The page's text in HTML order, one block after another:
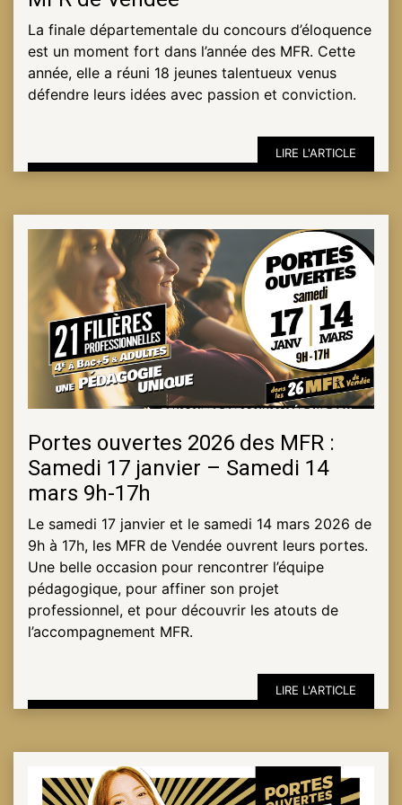
ESPACE
PRO
La finale départementale du concours d’éloquence
est un moment fort dans l’année des MFR. Cette
année, elle a réuni 18 jeunes talentueux venus
défendre leurs idées avec passion et conviction.
LIRE L'ARTICLE
Portes ouvertes 2026 des MFR :
Samedi 17 janvier – Samedi 14
mars 9h-17h
Le samedi 17 janvier et le samedi 14 mars 2026 de
9h à 17h, les MFR de Vendée ouvrent leurs portes.
Une belle occasion pour rencontrer l’équipe
pédagogique, pour affiner son projet
professionnel, et pour découvrir les atouts de
l’accompagnement MFR.
LIRE L'ARTICLE